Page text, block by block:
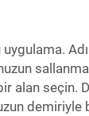
alan seçin.